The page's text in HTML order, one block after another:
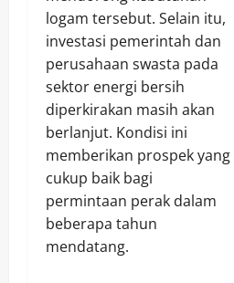
logam tersebut. Selain itu,
investasi pemerintah dan
perusahaan swasta pada
sektor energi bersih
diperkirakan masih akan
berlanjut. Kondisi ini
memberikan prospek yang
cukup baik bagi
permintaan perak dalam
beberapa tahun
mendatang.